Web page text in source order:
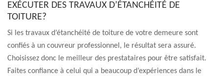
EXÉCUTER DES TRAVAUX D’ÉTANCHÉITÉ DE
TOITURE?
Si les travaux d’étanchéité de toiture de votre demeure sont
confiés à un couvreur professionnel, le résultat sera assuré.
Choisissez donc le meilleur des prestataires pour être satisfait.
Faites confiance à celui qui a beaucoup d’expériences dans le